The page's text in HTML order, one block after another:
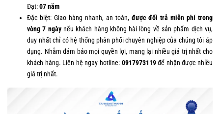
Đạt:07 năm
Đặc biệt: Giao hàng nhanh, an toàn, được đổi trả miễn phí trong
vòng 7 ngàynếu khách hàng không hài lòng về sản phẩm dịch vụ,
duy nhất chỉ có hệ thống phân phối chuyên nghiệp của chúng tôi áp
dụng. Nhằm đảm bảo mọi quyền lợi, mang lại nhiều giá trị nhất cho
khách hàng. Liên hệ ngay hotline: 0917973119để nhận được nhiều
giá trị nhất.